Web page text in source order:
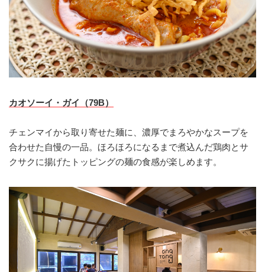
カオソーイ・ガイ（79B）
チェンマイから取り寄せた麺に、濃厚でまろやかなスープを
合わせた自慢の一品。ほろほろになるまで煮込んだ鶏肉とサ
クサクに揚げたトッピングの麺の食感が楽しめます。